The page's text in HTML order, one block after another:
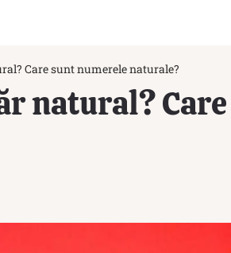
Care sunt numerele naturale?
natural?